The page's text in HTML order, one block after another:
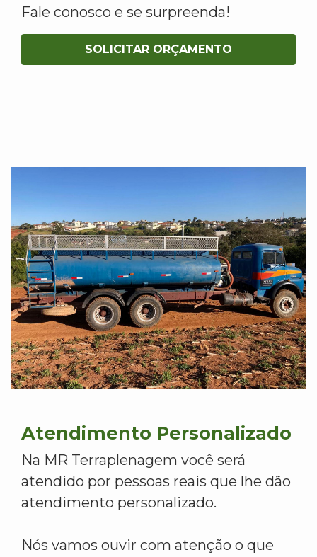
Fale conosco e se surpreenda!
SOLICITAR ORÇAMENTO
Atendimento Personalizado
Na MR Terraplenagem você será
atendido por pessoas reais que lhe dão
atendimento personalizado.
Nós vamos ouvir com atenção o que